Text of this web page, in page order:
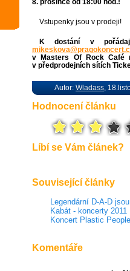
Vstupenky jsou v prodeji!
K dostání v
mikeskova@
v Masters Of Rock Café
v předprodejních sítích
Autor: Wladass ,
Hodnocení článku
Líbí se Vám článek?
Související články
Legendární D-A-D
Kabát - koncerty 2011
Koncert Plastic
Komentáře